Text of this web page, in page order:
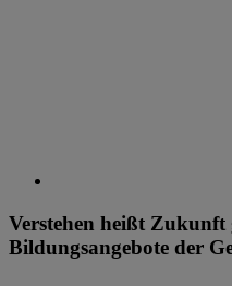
Verstehen heißt Zukunft
Bildungsangebote der